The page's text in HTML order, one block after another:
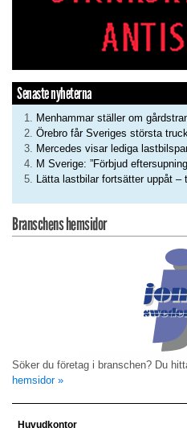
Senaste nyheterna
Menhammar ställer om
Örebro får Sveriges största
Mercedes visar lediga
M Sverige: ”Förbjud
Lätta lastbilar fortsätter uppåt –
Branschens hemsidor
Söker du företag i branschen? Du
hemsidor »
Huvudkontor